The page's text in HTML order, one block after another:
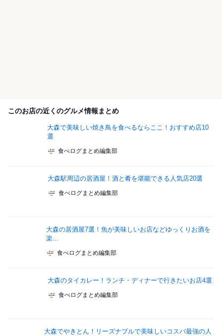
このお店の近くのグルメ情報まとめ
大森で美味しい焼き鳥を食べるならここ！おすすめ店10
選
食べログまとめ編集部
大森駅周辺の居酒屋！酒と肴を堪能できる人気店20選
食べログまとめ編集部
大森の居酒屋7選！魚が美味しいお店などゆっくりお酒を
楽...
食べログまとめ編集部
大森のタイカレー！ランチ・ディナーで行きたいお店4選
食べログまとめ編集部
大森でやきとん！リーズナブルで美味しいコスパ最強の人